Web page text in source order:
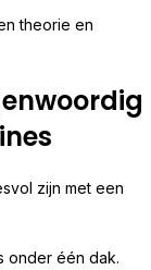
theorie en
zijn met een
onder één dak.